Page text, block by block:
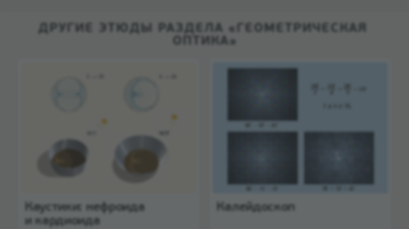
ДРУГИЕ ЭТЮДЫ РАЗДЕЛА «ГЕОМЕТРИЧЕСКАЯ
ОПТИКА»
Каустики: нефроида
и кардиоида
Калейдоскоп